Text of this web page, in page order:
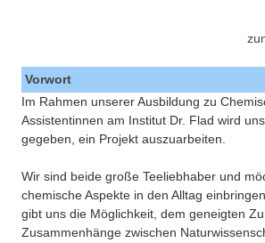
Vorwort
Im Rahmen unserer Ausbildung zu
Assistentinnen am Institut Dr. Flad wird
gegeben, ein Projekt auszuarbeiten.
Wir sind beide große Teeliebhaber und
chemische Aspekte in den Alltag
gibt uns die Möglichkeit, dem geneigten
Zusammenhänge zwischen